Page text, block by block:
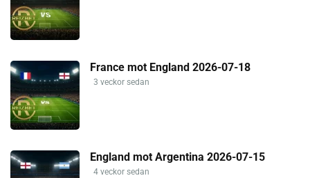
France mot England 2026-07-18
3 veckor sedan
England mot Argentina 2026-07-15
4 veckor sedan